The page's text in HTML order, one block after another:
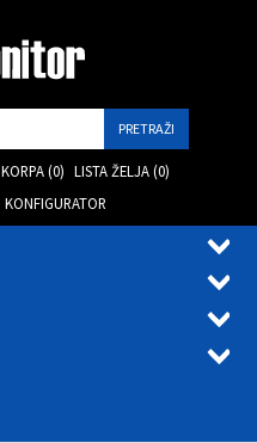
KORPA (0) LISTA ŽELJA (0)
KONFIGURATOR